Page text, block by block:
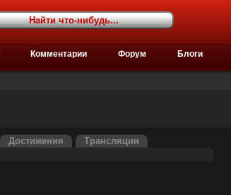
Комментарии Форум Блоги
Достижения Трансляции